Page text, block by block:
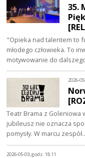
35.
"Opieka nad talentem to
młodego człowieka. To
motywowanie do
2026-
Teatr Brama z Goleniowa
jubileusz nie oznacza
pomysły. W marcu
2026-05-03, godz. 18:11